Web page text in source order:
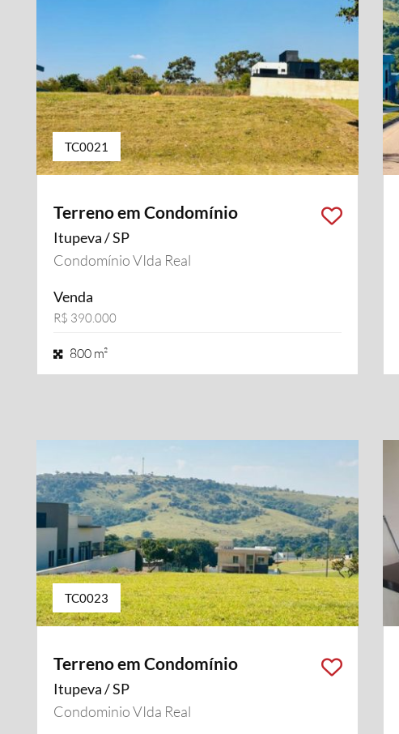
TC0021
Terreno em Condomínio
Itupeva / SP
Condomínio VIda Real
Venda
R$ 390.000
800 m²
TC0023
Terreno em Condomínio
Itupeva / SP
Condominio VIda Real